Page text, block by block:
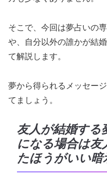
そこで、今回は夢占いの
や、自分以外の誰かが結
て解説します。
夢から得られるメッセー
てましょう。
友人が結婚する
になる場合は友
たほうがいい暗